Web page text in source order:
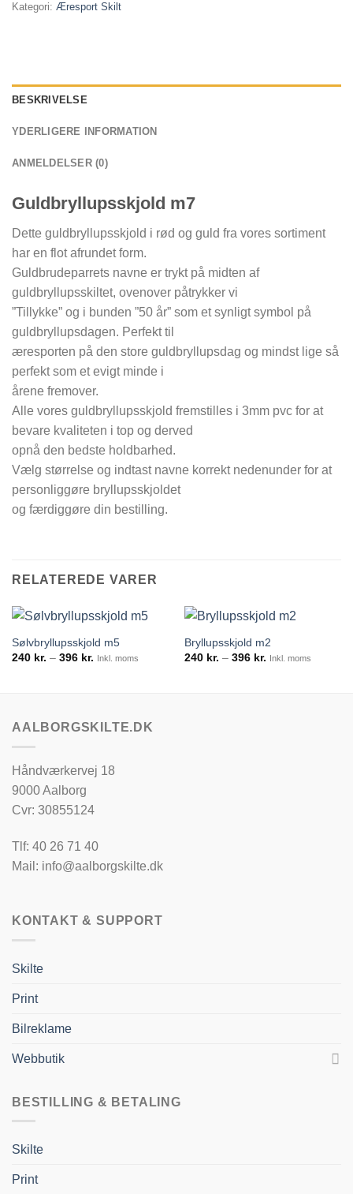
Kategori: Æresport Skilt
BESKRIVELSE
YDERLIGERE INFORMATION
ANMELDELSER (0)
Guldbryllupsskjold m7
Dette guldbryllupsskjold i rød og guld fra vores sortiment
har en flot afrundet form.
Guldbrudeparrets navne er trykt på midten af
guldbryllupsskiltet, ovenover påtrykker vi
”Tillykke” og i bunden ”50 år” som et synligt symbol på
guldbryllupsdagen. Perfekt til
æresporten på den store guldbryllupsdag og mindst lige så
perfekt som et evigt minde i
årene fremover.
Alle vores guldbryllupsskjold fremstilles i 3mm pvc for at
bevare kvaliteten i top og derved
opnå den bedste holdbarhed.
Vælg størrelse og indtast navne korrekt nedenunder for at
personliggøre bryllupsskjoldet
og færdiggøre din bestilling.
RELATEREDE VARER
Sølvbryllupsskjold m5
240 kr. – 396 kr. Prisinterval:
Inkl. moms
Bryllupsskjold m2
240 kr. – 396 kr. Prisinterval:
Inkl. moms
AALBORGSKILTE.DK
Håndværkervej 18
9000 Aalborg
Cvr: 30855124
Tlf: 40 26 71 40
Mail: info@aalborgskilte.dk
KONTAKT & SUPPORT
Skilte
Print
Bilreklame
Webbutik
BESTILLING & BETALING
Skilte
Print